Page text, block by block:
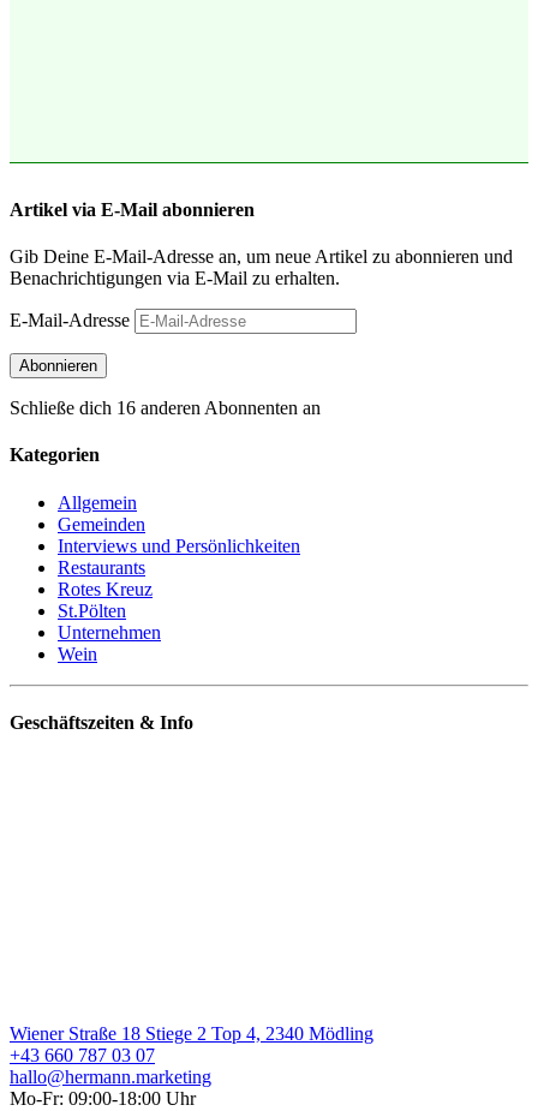
Artikel via E-Mail abonnieren
Gib Deine E-Mail-Adresse an, um neue Artikel zu abonnieren und
Benachrichtigungen via E-Mail zu erhalten.
E-Mail-Adresse
Abonnieren
Schließe dich 16 anderen Abonnenten an
Kategorien
Allgemein
Gemeinden
Interviews und Persönlichkeiten
Restaurants
Rotes Kreuz
St.Pölten
Unternehmen
Wein
Geschäftszeiten & Info
Wiener Straße 18 Stiege 2 Top 4, 2340 Mödling
+43 660 787 03 07
hallo@hermann.marketing
Mo-Fr: 09:00-18:00 Uhr